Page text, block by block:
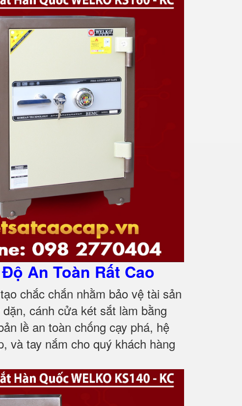
An Toàn Rất Cao
chắc chắn nhằm bảo vệ tài sản
cánh cửa két sắt làm bằng
lề an toàn chống cạy phá, hệ
và tay nắm cho quý khách hàng